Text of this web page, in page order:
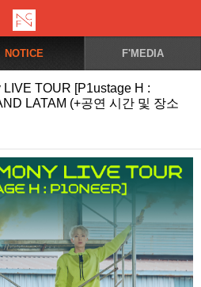
NOTICE F'MEDIA
TOUR [P1ustage H :
LATAM (+공연 시간 및 장소